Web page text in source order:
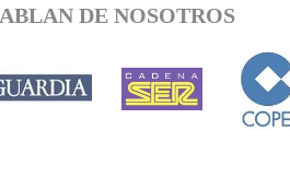
DE NOSOTROS